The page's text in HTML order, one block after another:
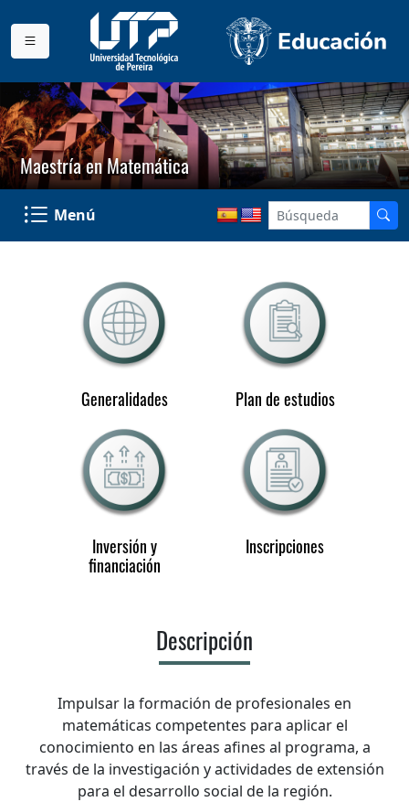
Maestría en Matemática
Menú
Generalidades Plan de estudios
Inversión y
financiación
Inscripciones
Descripción
Impulsar la formación de profesionales en
matemáticas competentes para aplicar el
conocimiento en las áreas afines al programa, a
través de la investigación y actividades de extensión
para el desarrollo social de la región.